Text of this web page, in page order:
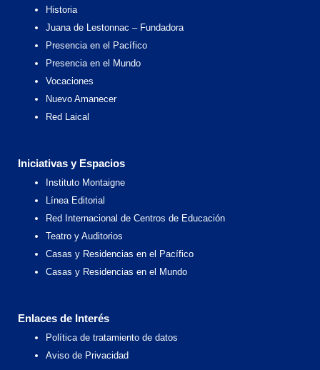
a
m
r
Historia
Juana de Lestonnac – Fundadora
Presencia en el Pacífico
Presencia en el Mundo
Vocaciones
Nuevo Amanecer
Red Laical
Iniciativas y Espacios
Instituto Montaigne
Línea Editorial
Red Internacional de Centros de Educación
Teatro y Auditorios
Casas y Residencias en el Pacífico
Casas y Residencias en el Mundo
Enlaces de Interés
Política de tratamiento de datos
Aviso de Privacidad